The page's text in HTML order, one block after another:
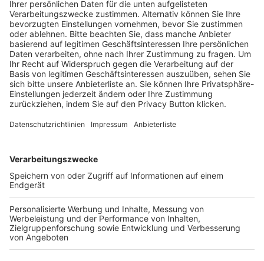
Schulungsangebot Vereinsmitarbeiter
BFV-Geschäftsstellen
Trainerbörse
Login SpielPlus
FOLGE DEM BFV
TOP-VEREINE
TOP-PARTNER